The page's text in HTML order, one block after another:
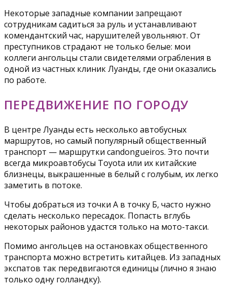
Некоторые западные компании запрещают
сотрудникам садиться за руль и устанавливают
комендантский час, нарушителей увольняют. От
преступников страдают не только белые: мои
коллеги ангольцы стали свидетелями ограбления в
одной из частных клиник Луанды, где они оказались
по работе.
ПЕРЕДВИЖЕНИЕ ПО ГОРОДУ
В центре Луанды есть несколько автобуcных
маршрутов, но самый популярный общественный
транспорт — маршрутки сandongueiros. Это почти
всегда микроавтобусы Toyota или их китайские
близнецы, выкрашенные в белый с голубым, их легко
заметить в потоке.
Чтобы добраться из точки А в точку Б, часто нужно
сделать несколько пересадок. Попасть вглубь
некоторых районов удастся только на мото-такси.
Помимо ангольцев на остановках общественного
транспорта можно встретить китайцев. Из западных
экспатов так передвигаются единицы (лично я знаю
только одну голландку).